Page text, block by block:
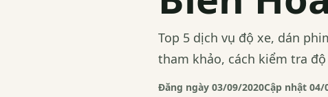
Top 5 dịch vụ độ xe, dán
tham khảo, cách kiểm tra
Đăng ngày 03/09/2020Cập nhật 04/